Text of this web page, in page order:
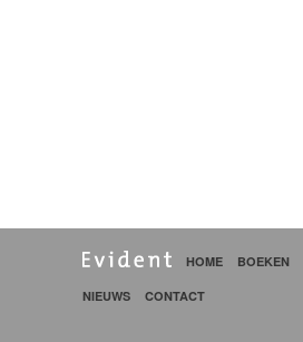
HOME BOEKEN
NIEUWS CONTACT